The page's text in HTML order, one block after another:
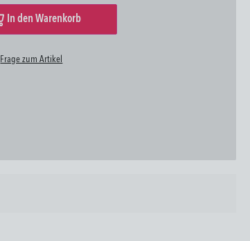
In den Warenkorb
Frage zum Artikel